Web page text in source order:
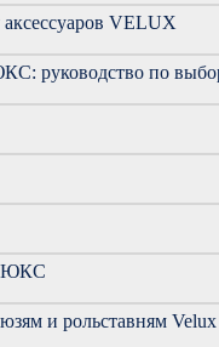
VELUX
руководство по
и рольставням Velux